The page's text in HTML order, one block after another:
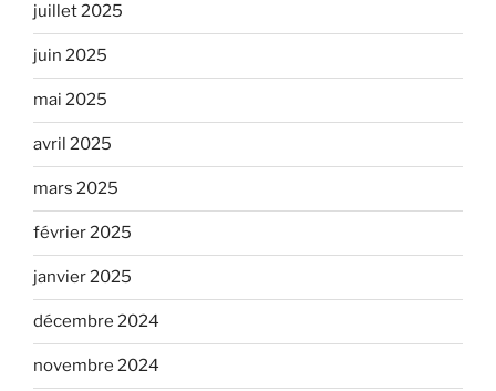
juillet 2025
juin 2025
mai 2025
avril 2025
mars 2025
février 2025
janvier 2025
décembre 2024
novembre 2024